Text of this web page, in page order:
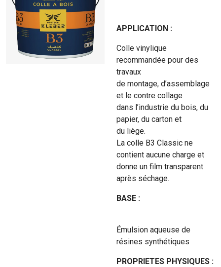
APPLICATION :
Colle vinylique
recommandée pour des
travaux
de montage, d’assemblage
et le contre collage
dans l’industrie du bois, du
papier, du carton et
du liège.
La colle B3 Classic ne
contient aucune charge et
donne un film transparent
après séchage.
BASE :
Émulsion aqueuse de
résines synthétiques
PROPRIETES PHYSIQUES :